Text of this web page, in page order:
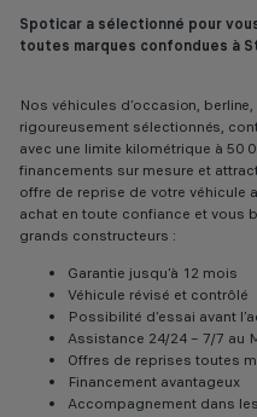
Spoticar a sélectionné pour
toutes marques confondues à
Nos véhicules d’occasion,
rigoureusement sélectionnés,
avec une limite kilométrique à 50
financements sur mesure et
offre de reprise de votre véhicule
achat en toute confiance et vous
grands constructeurs :
Garantie jusqu’à 12 mois
Véhicule révisé et contrôlé
Possibilité d’essai avant
Assistance 24/24 – 7/7 au
Offres de reprises toutes
Financement avantageux
Accompagnement dans